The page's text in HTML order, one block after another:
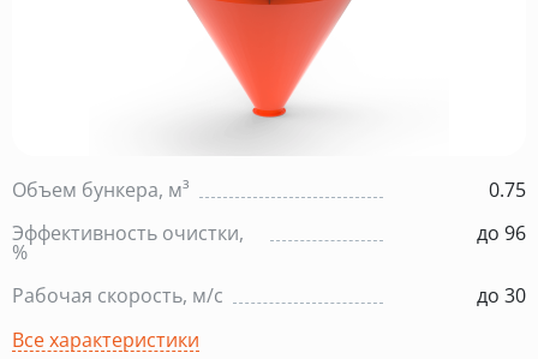
Объем бункера, м³
0.75
Эффективность очистки,
%
до 96
Рабочая скорость, м/с
до 30
Все характеристики